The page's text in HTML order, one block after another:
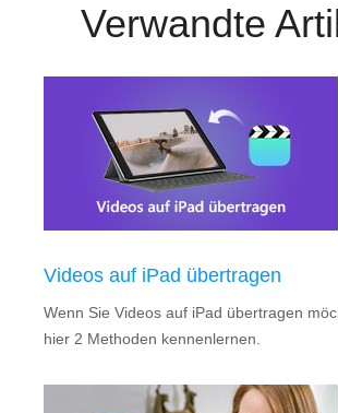
Verwandte
Videos auf iPad übertragen
Wenn Sie Videos auf iPad übertragen
hier 2 Methoden kennenlernen.